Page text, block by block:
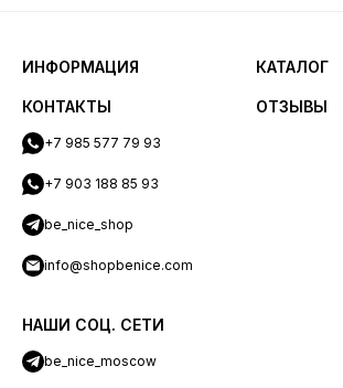
ИНФОРМАЦИЯ КАТАЛОГ
КОНТАКТЫ
+7 985 577 79 93
+7 903 188 85 93
be_nice_shop
info@shopbenice.com
НАШИ СОЦ. СЕТИ
be_nice_moscow
ОТЗЫВЫ